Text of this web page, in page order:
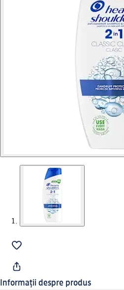
Informații despre produs